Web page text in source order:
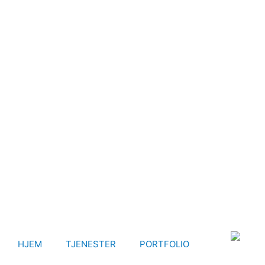
HJEM TJENESTER PORTFOLIO